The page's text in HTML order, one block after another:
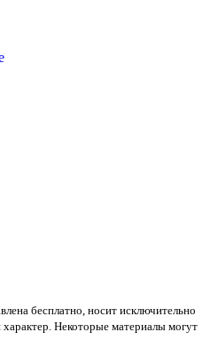
бесплатно, носит исключительно
Некоторые материалы могут